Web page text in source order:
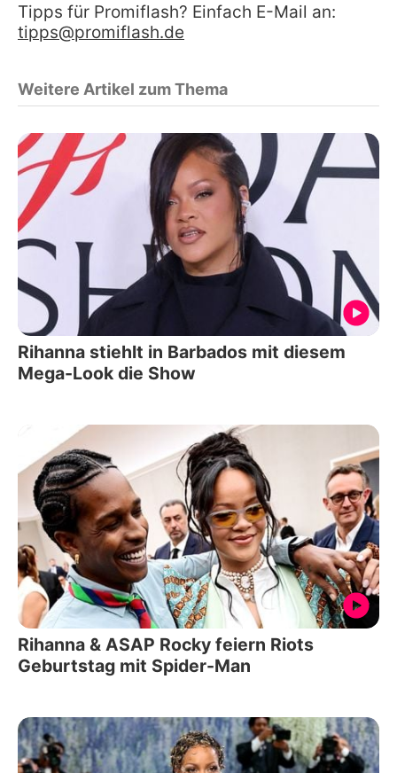
Tipps für Promiflash? Einfach E-Mail an:
tipps@promiflash.de
Weitere Artikel zum Thema
Rihanna stiehlt in Barbados mit diesem
Mega-Look die Show
Rihanna & ASAP Rocky feiern Riots
Geburtstag mit Spider-Man